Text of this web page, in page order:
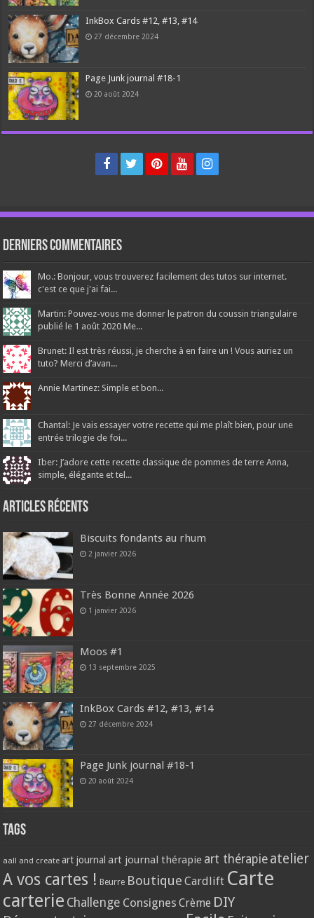
InkBox Cards #12, #13, #14
27 décembre 2024
Page Junk journal #18-1
20 août 2024
Derniers Commentaires
Mo.: Bonjour, vous trouverez facilement des tutos sur internet.
c'est ce que j'ai fai...
Martin: Pouvez-vous me donner le patron du coussin triangulaire
publié le 1 août 2020 Me...
Brunet: Il est très réussi, je cherche à en faire un ! Vous auriez un
tuto? Merci d’avan...
Annie Martinez: Simple et bon...
Chantal: Je vais essayer votre recette qui me plaît bien, pour une
entrée trilogie de foi...
Iber: J’adore cette recette classique de pommes de terre Anna,
simple, élégante et tel...
Articles récents
Biscuits fondants au rhum
2 janvier 2026
Très Bonne Année 2026
1 janvier 2026
Moos #1
13 septembre 2025
InkBox Cards #12, #13, #14
27 décembre 2024
Page Junk journal #18-1
20 août 2024
Tags
aall and create art journal art journal thérapie art thérapie atelier
A vos cartes ! Beurre Boutique Cardlift Carte
carterie Challenge Consignes Crème DIY